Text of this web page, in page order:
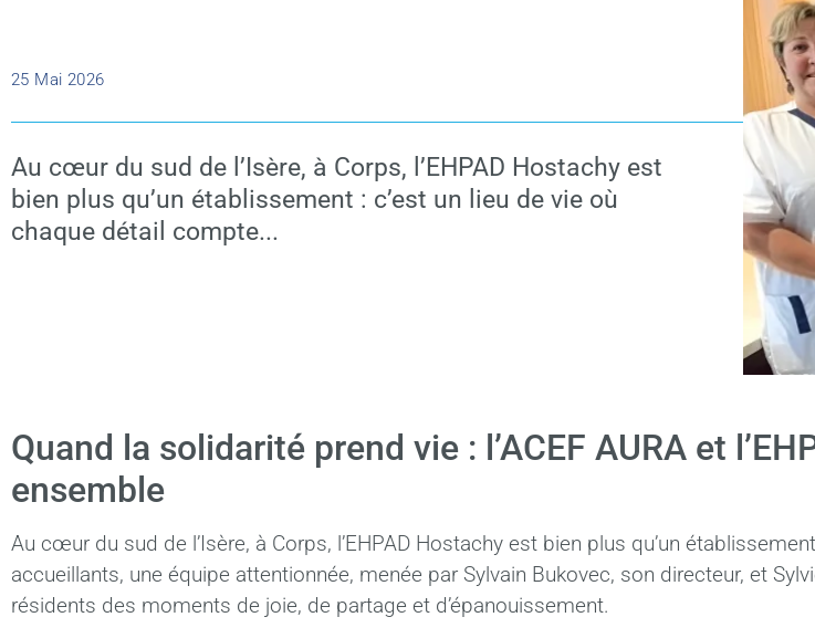
25 Mai 2026
Au cœur du sud de l’Isère, à Corps, l’EHPAD Hostachy est
bien plus qu’un établissement : c’est un lieu de vie où
chaque détail compte...
Quand la solidarité prend vie : l’ACEF AURA et
ensemble
Au cœur du sud de l’Isère, à Corps, l’EHPAD Hostachy est bien plus qu’un
accueillants, une équipe attentionnée, menée par Sylvain Bukovec, son directeur, et
résidents des moments de joie, de partage et d’épanouissement.